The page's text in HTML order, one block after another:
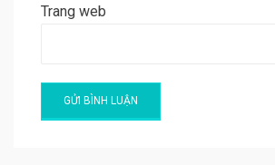
Trang web